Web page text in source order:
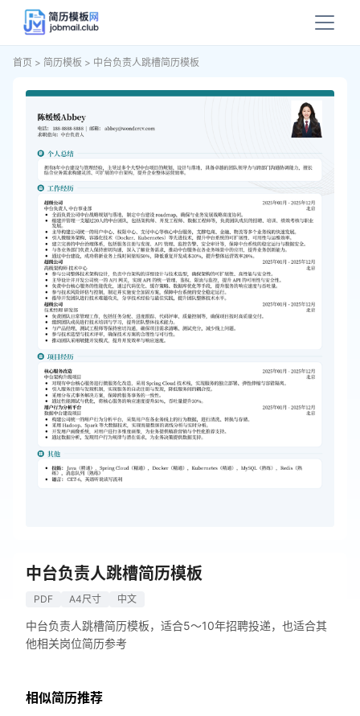
首页 > 简历模板 > 中台负责人跳槽简历模板
中台负责人跳槽简历模板
PDF A4尺寸 中文
中台负责人跳槽简历模板，适合5～10年招聘投递，也适合其
他相关岗位简历参考
相似简历推荐